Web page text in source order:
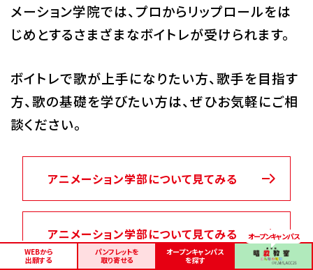
メーション学院では、プロからリップロールをは
じめとするさまざまなボイトレが受けられます。
ボイトレで歌が上手になりたい方、歌手を目指す
方、歌の基礎を学びたい方は、ぜひお気軽にご相
談ください。
アニメーション学部について見てみる
アニメーション学部について見てみる
WEBから
出願する
パンフレットを
取り寄せる
オープンキャンパス
を探す